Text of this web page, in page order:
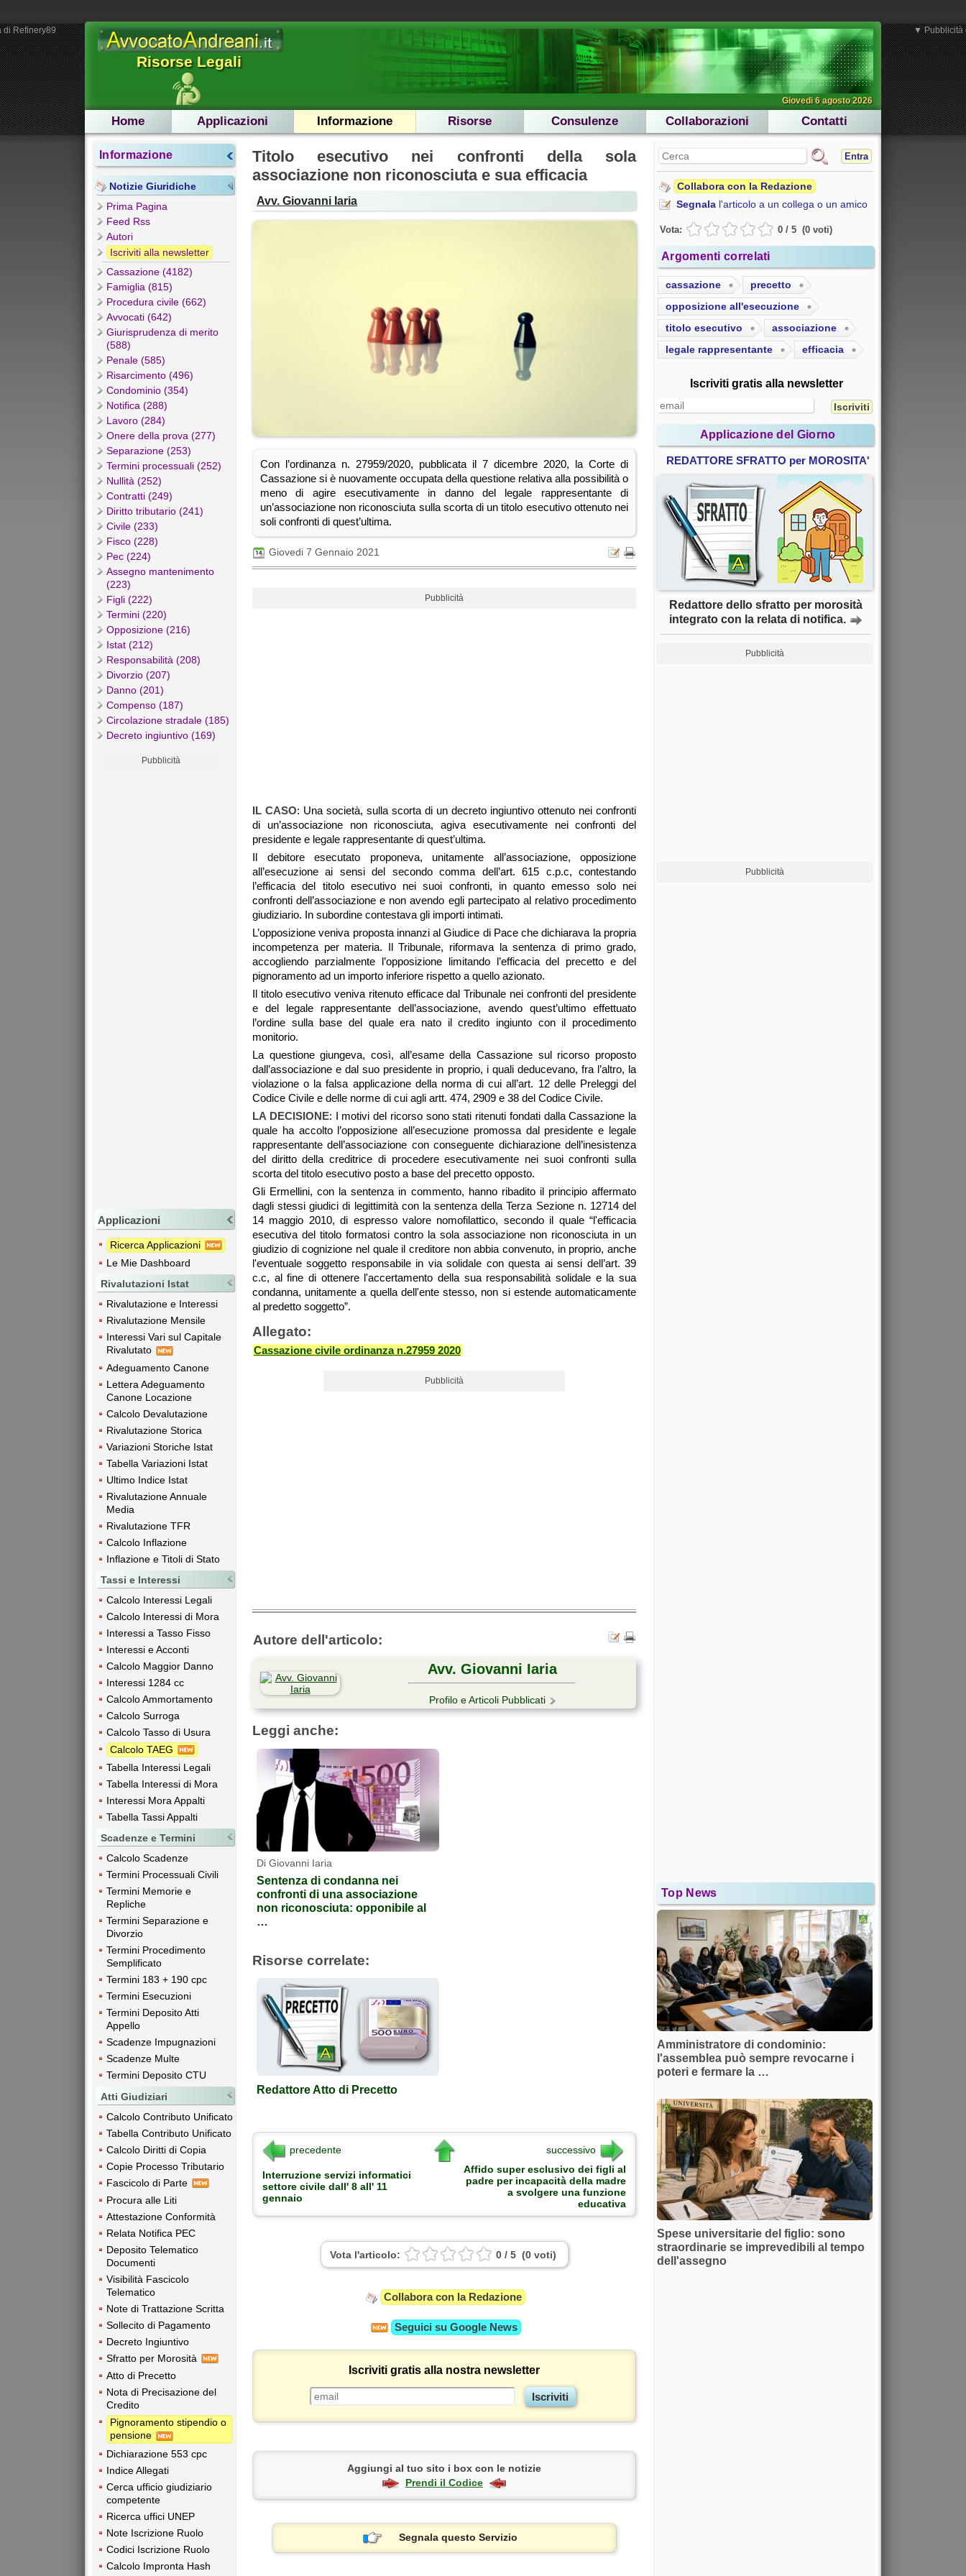
Risorse Legali
Giovedi 6 agosto 2026
Home Applicazioni Informazione Risorse Consulenze Collaborazioni Contatti
Informazione
Notizie Giuridiche
Prima Pagina
Feed Rss
Autori
Iscriviti alla newsletter
Cassazione (4182)
Famiglia (815)
Procedura civile (662)
Avvocati (642)
Giurisprudenza di merito
(588)
Penale (585)
Risarcimento (496)
Condominio (354)
Notifica (288)
Lavoro (284)
Onere della prova (277)
Separazione (253)
Termini processuali (252)
Nullità (252)
Contratti (249)
Diritto tributario (241)
Civile (233)
Fisco (228)
Pec (224)
Assegno mantenimento
(223)
Figli (222)
Termini (220)
Opposizione (216)
Istat (212)
Responsabilità (208)
Divorzio (207)
Danno (201)
Compenso (187)
Circolazione stradale (185)
Decreto ingiuntivo (169)
Pubblicità
Applicazioni
Ricerca Applicazioni
Le Mie Dashboard
Rivalutazioni Istat
Rivalutazione e Interessi
Rivalutazione Mensile
Interessi Vari sul Capitale
Rivalutato
Adeguamento Canone
Lettera Adeguamento
Canone Locazione
Calcolo Devalutazione
Rivalutazione Storica
Variazioni Storiche Istat
Tabella Variazioni Istat
Ultimo Indice Istat
Rivalutazione Annuale
Media
Rivalutazione TFR
Calcolo Inflazione
Inflazione e Titoli di Stato
Tassi e Interessi
Calcolo Interessi Legali
Calcolo Interessi di Mora
Interessi a Tasso Fisso
Interessi e Acconti
Calcolo Maggior Danno
Interessi 1284 cc
Calcolo Ammortamento
Calcolo Surroga
Calcolo Tasso di Usura
Calcolo TAEG
Tabella Interessi Legali
Tabella Interessi di Mora
Interessi Mora Appalti
Tabella Tassi Appalti
Scadenze e Termini
Calcolo Scadenze
Termini Processuali Civili
Termini Memorie e
Repliche
Termini Separazione e
Divorzio
Termini Procedimento
Semplificato
Termini 183 + 190 cpc
Termini Esecuzioni
Termini Deposito Atti
Appello
Scadenze Impugnazioni
Scadenze Multe
Termini Deposito CTU
Atti Giudiziari
Calcolo Contributo Unificato
Tabella Contributo Unificato
Calcolo Diritti di Copia
Copie Processo Tributario
Fascicolo di Parte
Procura alle Liti
Attestazione Conformità
Relata Notifica PEC
Deposito Telematico
Documenti
Visibilità Fascicolo
Telematico
Note di Trattazione Scritta
Sollecito di Pagamento
Decreto Ingiuntivo
Sfratto per Morosità
Atto di Precetto
Nota di Precisazione del
Credito
Pignoramento stipendio o
pensione
Dichiarazione 553 cpc
Indice Allegati
Cerca ufficio giudiziario
competente
Ricerca uffici UNEP
Note Iscrizione Ruolo
Codici Iscrizione Ruolo
Calcolo Impronta Hash
Titolo esecutivo nei confronti della sola
associazione non riconosciuta e sua efficacia
Avv. Giovanni Iaria
Con l’ordinanza n. 27959/2020, pubblicata il 7 dicembre 2020, la Corte di
Cassazione si è nuovamente occupata della questione relativa alla possibilità o
meno di agire esecutivamente in danno del legale rappresentante di
un’associazione non riconosciuta sulla scorta di un titolo esecutivo ottenuto nei
soli confronti di quest’ultima.
Giovedi 7 Gennaio 2021
Pubblicità
IL CASO: Una società, sulla scorta di un decreto ingiuntivo ottenuto nei confronti
di un’associazione non riconosciuta, agiva esecutivamente nei confronti del
presidente e legale rappresentante di quest’ultima.
Il debitore esecutato proponeva, unitamente all’associazione, opposizione
all’esecuzione ai sensi del secondo comma dell’art. 615 c.p.c, contestando
l’efficacia del titolo esecutivo nei suoi confronti, in quanto emesso solo nei
confronti dell’associazione e non avendo egli partecipato al relativo procedimento
giudiziario. In subordine contestava gli importi intimati.
L’opposizione veniva proposta innanzi al Giudice di Pace che dichiarava la propria
incompetenza per materia. Il Tribunale, riformava la sentenza di primo grado,
accogliendo parzialmente l’opposizione limitando l’efficacia del precetto e del
pignoramento ad un importo inferiore rispetto a quello azionato.
Il titolo esecutivo veniva ritenuto efficace dal Tribunale nei confronti del presidente
e del legale rappresentante dell’associazione, avendo quest’ultimo effettuato
l’ordine sulla base del quale era nato il credito ingiunto con il procedimento
monitorio.
La questione giungeva, così, all’esame della Cassazione sul ricorso proposto
dall’associazione e dal suo presidente in proprio, i quali deducevano, fra l’altro, la
violazione o la falsa applicazione della norma di cui all’art. 12 delle Preleggi del
Codice Civile e delle norme di cui agli artt. 474, 2909 e 38 del Codice Civile.
LA DECISIONE: I motivi del ricorso sono stati ritenuti fondati dalla Cassazione la
quale ha accolto l’opposizione all’esecuzione promossa dal presidente e legale
rappresentante dell’associazione con conseguente dichiarazione dell’inesistenza
del diritto della creditrice di procedere esecutivamente nei suoi confronti sulla
scorta del titolo esecutivo posto a base del precetto opposto.
Gli Ermellini, con la sentenza in commento, hanno ribadito il principio affermato
dagli stessi giudici di legittimità con la sentenza della Terza Sezione n. 12714 del
14 maggio 2010, di espresso valore nomofilattico, secondo il quale “l'efficacia
esecutiva del titolo formatosi contro la sola associazione non riconosciuta in un
giudizio di cognizione nel quale il creditore non abbia convenuto, in proprio, anche
l'eventuale soggetto responsabile in via solidale con questa ai sensi dell’art. 39
c.c, al fine di ottenere l'accertamento della sua responsabilità solidale e la sua
condanna, unitamente a quella dell'ente stesso, non si estende automaticamente
al predetto soggetto”.
Allegato:
Cassazione civile ordinanza n.27959 2020
Pubblicità
Autore dell'articolo:
Avv. Giovanni Iaria
Profilo e Articoli Pubblicati
Leggi anche:
Di Giovanni Iaria
Sentenza di condanna nei
confronti di una associazione
non riconosciuta: opponibile al
…
Risorse correlate:
Redattore Atto di Precetto
precedente successivo
Interruzione servizi informatici
settore civile dall' 8 all' 11
gennaio
Affido super esclusivo dei figli al
padre per incapacità della madre
a svolgere una funzione
educativa
Vota l'articolo: 0/ 5 (0 voti)
Collabora con la Redazione
Seguici su Google News
Iscriviti gratis alla nostra newsletter
Aggiungi al tuo sito i box con le notizie
Prendi il Codice
Segnala questo Servizio
Entra
Collabora con la Redazione
Segnala l'articolo a un collega o un amico
Vota: 0 / 5 (0 voti)
Argomenti correlati
cassazione
precetto
opposizione all'esecuzione
titolo esecutivo
associazione
legale rappresentante
efficacia
Iscriviti gratis alla newsletter
Applicazione del Giorno
REDATTORE SFRATTO per MOROSITA'
Redattore dello sfratto per morosità
integrato con la relata di notifica.
Pubblicità
Pubblicità
Top News
Amministratore di condominio:
l'assemblea può sempre revocarne i
poteri e fermare la …
Spese universitarie del figlio: sono
straordinarie se imprevedibili al tempo
dell'assegno
Refinery89 ▼ Pubblicità